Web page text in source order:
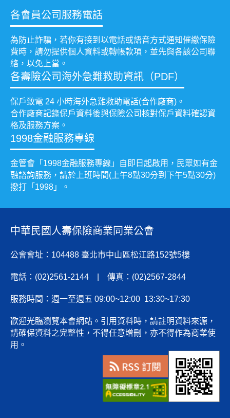
各會員公司服務電話
為防止詐騙，若你有接到以電話或語音方式通知催繳保險
費時，請勿提供個人資料或轉帳款項，並先與各該公司聯
絡，以免上當。
各壽險公司海外急難救助資訊（PDF）
保戶致電 24 小時海外急難救助電話(合作廠商)。
合作廠商記錄保戶資料後與保險公司核對保戶資料確認資
格及服務方案。
1998金融服務專線
金管會「1998金融服務專線」自即日起啟用，民眾如有金
融諮詢服務，請於上班時間(上午8點30分到下午5點30分)
撥打「1998」。
中華民國人壽保險商業同業公會
公會會址：104488 臺北市中山區松江路152號5樓
電話：(02)2561-2144 | 傳真：(02)2567-2844
服務時間：週一至週五 09:00~12:00 13:30~17:30
歡迎光臨瀏覽本會網站。引用資料時，請註明資料來源，
請確保資料之完整性，不得任意增刪，亦不得作為商業使
用。